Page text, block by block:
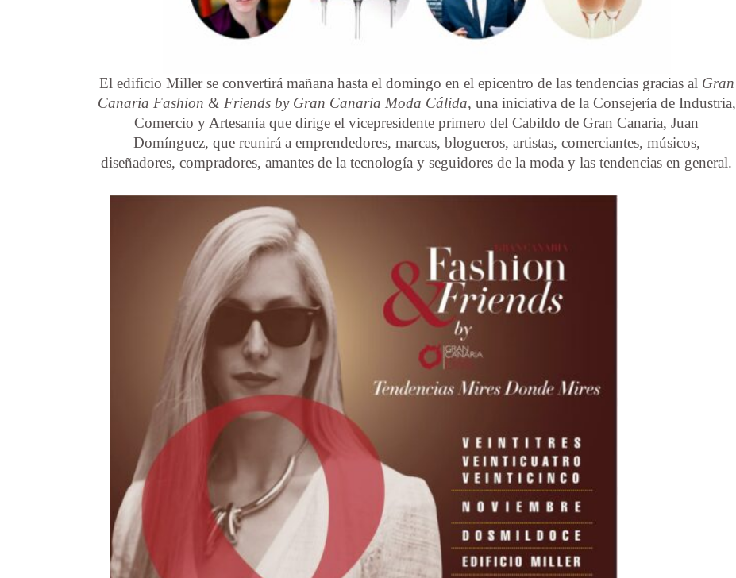
El edificio Miller se convertirá mañana hasta el domingo en el epicentro de las tendencias gracias al Gran
Canaria Fashion & Friends by Gran Canaria Moda Cálida, una iniciativa de la Consejería de Industria,
Comercio y Artesanía que dirige el vicepresidente primero del Cabildo de Gran Canaria, Juan
Domínguez, que reunirá a emprendedores, marcas, blogueros, artistas, comerciantes, músicos,
diseñadores, compradores, amantes de la tecnología y seguidores de la moda y las tendencias en general.